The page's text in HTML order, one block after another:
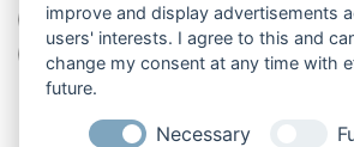
Betjening Fair Lastning/losning af gods
Radiofjernbetjening
Salg Sikkerhed
improve and display advertisements
users' interests. I agree to this and
change my consent at any time with
future.
Necessary